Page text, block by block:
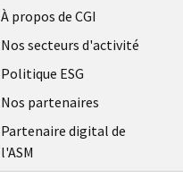
Useful
links
FRANCE
À propos de CGI
Nos secteurs d'activité
Politique ESG
Nos partenaires
Partenaire digital de
l'ASM